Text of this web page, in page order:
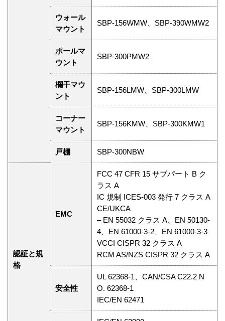
ウォール
マウント
SBP-156WMW、SBP-390WMW2
ポールマ
ウント
SBP-300PMW2
欄干マウ
ント
SBP-156LMW、SBP-300LMW
コーナー
マウント
SBP-156KMW、SBP-300KMW1
戸棚 SBP-300NBW
認証と規
格
EMC
FCC 47 CFR 15 サブパート B ク
ラス A
IC 規制 ICES-003 発行 7 クラス A
CE/UKCA
– EN 55032 クラス A、EN 50130-
4、EN 61000-3-2、EN 61000-3-3
VCCI CISPR 32 クラス A
RCM AS/NZS CISPR 32 クラス A
安全性
UL 62368-1、CAN/CSA C22.2 N
O. 62368-1
IEC/EN 62471